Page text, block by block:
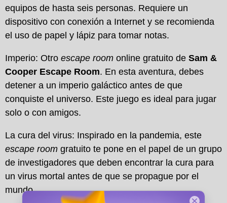
equipos de hasta seis personas. Requiere un
dispositivo con conexión a Internet y se recomienda
el uso de papel y lápiz para tomar notas.
Imperio: Otro escape room online gratuito de Sam &
Cooper Escape Room. En esta aventura, debes
detener a un imperio galáctico antes de que
conquiste el universo. Este juego es ideal para jugar
solo o con amigos.
La cura del virus: Inspirado en la pandemia, este
escape room gratuito te pone en el papel de un grupo
de investigadores que deben encontrar la cura para
un virus mortal antes de que se propague por el
mundo.